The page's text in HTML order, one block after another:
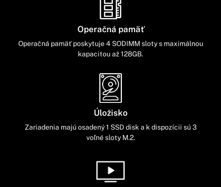
Operačná pamäť
Operačná pamäť poskytuje 4 SODIMM sloty s maximálnou
kapacitou až 128GB.
Úložisko
Zariadenia majú osadený 1 SSD disk a k dispozícii sú 3
voľné sloty M.2.